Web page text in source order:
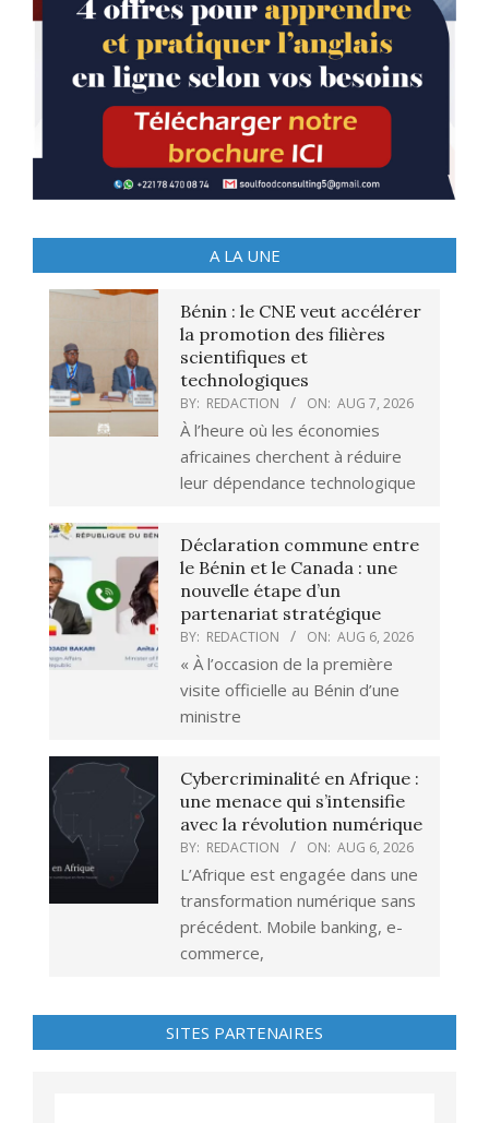
A LA UNE
Bénin : le CNE veut accélérer
la promotion des filières
scientifiques et
technologiques
BY: REDACTION ON: AUG 7, 2026
À l’heure où les économies
africaines cherchent à réduire
leur dépendance technologique
Déclaration commune entre
le Bénin et le Canada : une
nouvelle étape d’un
partenariat stratégique
BY: REDACTION ON: AUG 6, 2026
« À l’occasion de la première
visite officielle au Bénin d’une
ministre
Cybercriminalité en Afrique :
une menace qui s’intensifie
avec la révolution numérique
BY: REDACTION ON: AUG 6, 2026
L’Afrique est engagée dans une
transformation numérique sans
précédent. Mobile banking, e-
commerce,
SITES PARTENAIRES